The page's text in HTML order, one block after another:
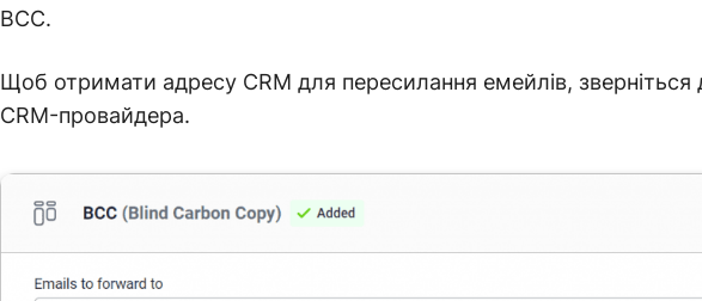
BCC.
Щоб отримати адресу CRM для пересилання емейлів, зверніться
CRM-провайдера.